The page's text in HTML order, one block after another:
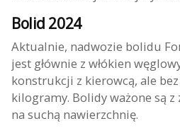
Bolid 2024
Aktualnie, nadwozie bolidu
jest głównie z włókien
konstrukcji z kierowcą, ale
kilogramy. Bolidy ważone są z
na suchą nawierzchnię.